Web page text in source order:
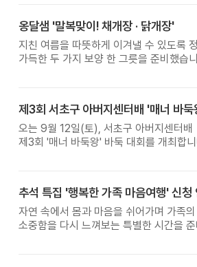
옹달샘 '말복맞이! 채개장 · 닭개장'
지친 여름을 따뜻하게 이겨낼 수 있도록
가득한 두 가지 보양 한 그릇을 준비했습
오는 9월 12일(토), 서초구 아버지센터배
제3회 '매너 바둑왕' 바둑 대회를 개최합
추석 특집 '행복한 가족 마음여행' 신청
자연 속에서 몸과 마음을 쉬어가며 가족의
소중함을 다시 느껴보는 특별한 시간을 준